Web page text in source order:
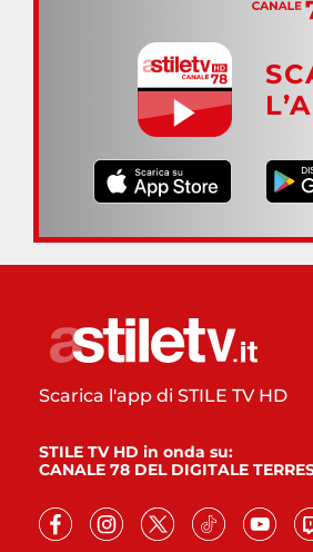
Scarica l'app di STILE TV HD
STILE TV HD in onda su:
CANALE 78 DEL DIGITALE